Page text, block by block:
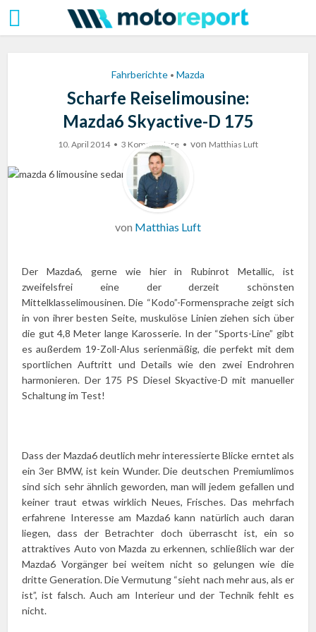
Fahrberichte • Mazda
Scharfe Reiselimousine:
Mazda6 Skyactive-D 175
10. April 2014 3 Kommentare von Matthias Luft
von Matthias Luft
Der Mazda6, gerne wie hier in Rubinrot Metallic, ist
zweifelsfrei eine der derzeit schönsten
Mittelklasselimousinen. Die “Kodo”-Formensprache zeigt sich
in von ihrer besten Seite, muskulöse Linien ziehen sich über
die gut 4,8 Meter lange Karosserie. In der “Sports-Line” gibt
es außerdem 19-Zoll-Alus serienmäßig, die perfekt mit dem
sportlichen Auftritt und Details wie den zwei Endrohren
harmonieren. Der 175 PS Diesel Skyactive-D mit manueller
Schaltung im Test!
Dass der Mazda6 deutlich mehr interessierte Blicke erntet als
ein 3er BMW, ist kein Wunder. Die deutschen Premiumlimos
sind sich sehr ähnlich geworden, man will jedem gefallen und
keiner traut etwas wirklich Neues, Frisches. Das mehrfach
erfahrene Interesse am Mazda6 kann natürlich auch daran
liegen, dass der Betrachter doch überrascht ist, ein so
attraktives Auto von Mazda zu erkennen, schließlich war der
Mazda6 Vorgänger bei weitem nicht so gelungen wie die
dritte Generation. Die Vermutung “sieht nach mehr aus, als er
ist”, ist falsch. Auch am Interieur und der Technik fehlt es
nicht.